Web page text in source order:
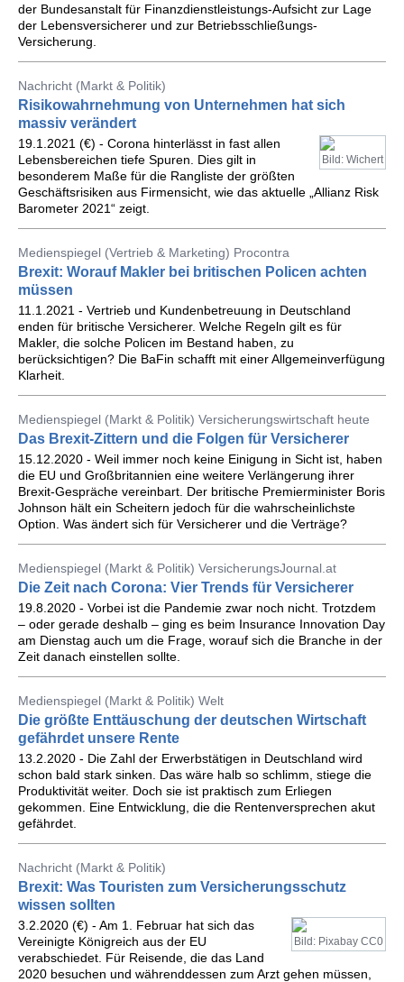
der Bundesanstalt für Finanzdienstleistungs-Aufsicht zur Lage
der Lebensversicherer und zur Betriebsschließungs-
Versicherung.
Nachricht (Markt & Politik)
Risikowahrnehmung von Unternehmen hat sich
massiv verändert
Bild: Wichert
19.1.2021 (€) - Corona hinterlässt in fast allen
Lebensbereichen tiefe Spuren. Dies gilt in
besonderem Maße für die Rangliste der größten
Geschäftsrisiken aus Firmensicht, wie das aktuelle „Allianz Risk
Barometer 2021“ zeigt.
Medienspiegel (Vertrieb & Marketing) Procontra
Brexit: Worauf Makler bei britischen Policen achten
müssen
11.1.2021 - Vertrieb und Kundenbetreuung in Deutschland
enden für britische Versicherer. Welche Regeln gilt es für
Makler, die solche Policen im Bestand haben, zu
berücksichtigen? Die BaFin schafft mit einer Allgemeinverfügung
Klarheit.
Medienspiegel (Markt & Politik) Versicherungswirtschaft heute
Das Brexit-Zittern und die Folgen für Versicherer
15.12.2020 - Weil immer noch keine Einigung in Sicht ist, haben
die EU und Großbritannien eine weitere Verlängerung ihrer
Brexit-Gespräche vereinbart. Der britische Premierminister Boris
Johnson hält ein Scheitern jedoch für die wahrscheinlichste
Option. Was ändert sich für Versicherer und die Verträge?
Medienspiegel (Markt & Politik) VersicherungsJournal.at
Die Zeit nach Corona: Vier Trends für Versicherer
19.8.2020 - Vorbei ist die Pandemie zwar noch nicht. Trotzdem
– oder gerade deshalb – ging es beim Insurance Innovation Day
am Dienstag auch um die Frage, worauf sich die Branche in der
Zeit danach einstellen sollte.
Medienspiegel (Markt & Politik) Welt
Die größte Enttäuschung der deutschen Wirtschaft
gefährdet unsere Rente
13.2.2020 - Die Zahl der Erwerbstätigen in Deutschland wird
schon bald stark sinken. Das wäre halb so schlimm, stiege die
Produktivität weiter. Doch sie ist praktisch zum Erliegen
gekommen. Eine Entwicklung, die die Rentenversprechen akut
gefährdet.
Nachricht (Markt & Politik)
Brexit: Was Touristen zum Versicherungsschutz
wissen sollten
Bild: Pixabay CC0
3.2.2020 (€) - Am 1. Februar hat sich das
Vereinigte Königreich aus der EU
verabschiedet. Für Reisende, die das Land
2020 besuchen und währenddessen zum Arzt gehen müssen,